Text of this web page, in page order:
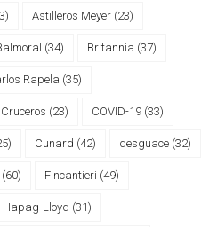
Astilleros Meyer (23)
(34) Britannia (37)
Rapela (35)
(23) COVID-19 (33)
Cunard (42) desguace (32)
(60) Fincantieri (49)
Hapag-Lloyd (31)